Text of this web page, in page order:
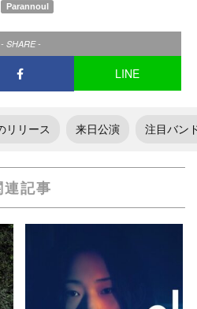
Parannoul
- SHARE -
LINE
リリース 来日公演 注目バン
連記事